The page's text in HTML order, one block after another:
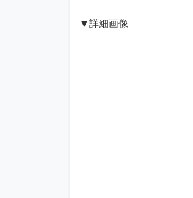
▼詳細画像